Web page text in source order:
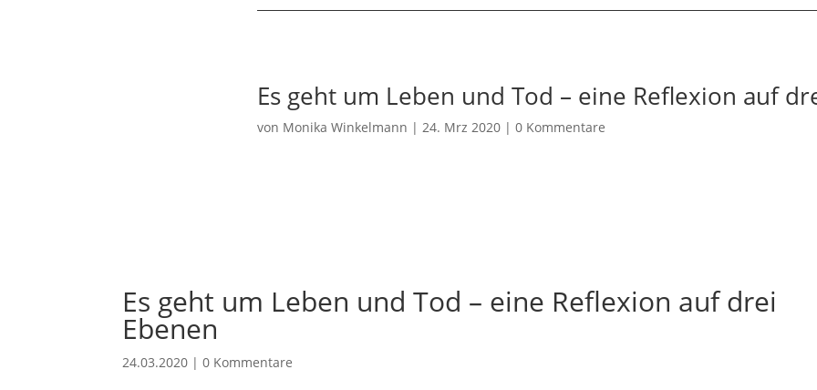
Es geht um Leben und Tod – eine Reflexion auf
von Monika Winkelmann | 24. Mrz 2020 | 0 Kommentare
Es geht um Leben und Tod – eine Reflexion auf drei
Ebenen
24.03.2020 |0 Kommentare